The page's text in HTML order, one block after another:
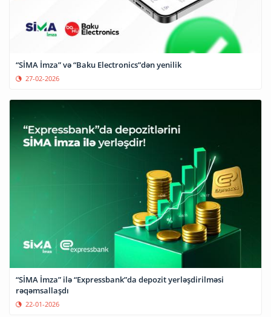
“SİMA İmza” və “Baku Electronics”dən yenilik
27-02-2026
“SİMA İmza” ilə “Expressbank”da depozit yerləşdirilməsi
rəqəmsallaşdı
22-01-2026